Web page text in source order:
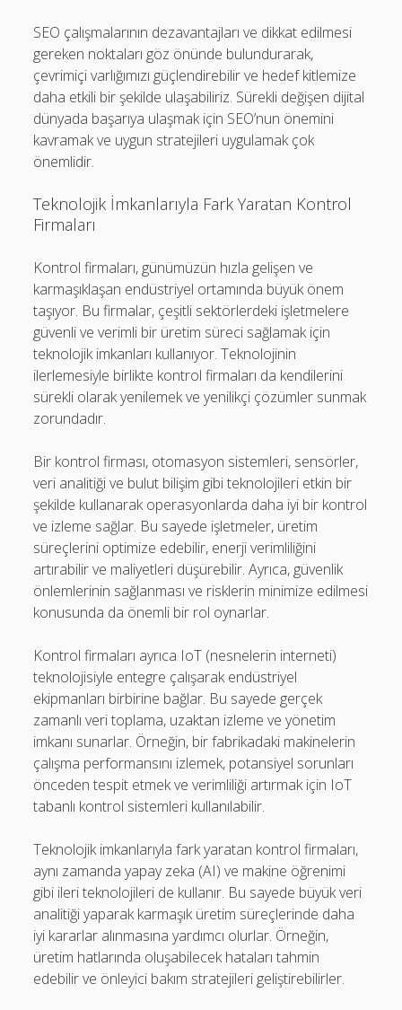
SEO çalışmalarının dezavantajları ve dikkat edilmesi
gereken noktaları göz önünde bulundurarak,
çevrimiçi varlığımızı güçlendirebilir ve hedef kitlemize
daha etkili bir şekilde ulaşabiliriz. Sürekli değişen dijital
dünyada başarıya ulaşmak için SEO’nun önemini
kavramak ve uygun stratejileri uygulamak çok
önemlidir.
Teknolojik İmkanlarıyla Fark Yaratan Kontrol
Firmaları
Kontrol firmaları, günümüzün hızla gelişen ve
karmaşıklaşan endüstriyel ortamında büyük önem
taşıyor. Bu firmalar, çeşitli sektörlerdeki işletmelere
güvenli ve verimli bir üretim süreci sağlamak için
teknolojik imkanları kullanıyor. Teknolojinin
ilerlemesiyle birlikte kontrol firmaları da kendilerini
sürekli olarak yenilemek ve yenilikçi çözümler sunmak
zorundadır.
Bir kontrol firması, otomasyon sistemleri, sensörler,
veri analitiği ve bulut bilişim gibi teknolojileri etkin bir
şekilde kullanarak operasyonlarda daha iyi bir kontrol
ve izleme sağlar. Bu sayede işletmeler, üretim
süreçlerini optimize edebilir, enerji verimliliğini
artırabilir ve maliyetleri düşürebilir. Ayrıca, güvenlik
önlemlerinin sağlanması ve risklerin minimize edilmesi
konusunda da önemli bir rol oynarlar.
Kontrol firmaları ayrıca IoT (nesnelerin interneti)
teknolojisiyle entegre çalışarak endüstriyel
ekipmanları birbirine bağlar. Bu sayede gerçek
zamanlı veri toplama, uzaktan izleme ve yönetim
imkanı sunarlar. Örneğin, bir fabrikadaki makinelerin
çalışma performansını izlemek, potansiyel sorunları
önceden tespit etmek ve verimliliği artırmak için IoT
tabanlı kontrol sistemleri kullanılabilir.
Teknolojik imkanlarıyla fark yaratan kontrol firmaları,
aynı zamanda yapay zeka (AI) ve makine öğrenimi
gibi ileri teknolojileri de kullanır. Bu sayede büyük veri
analitiği yaparak karmaşık üretim süreçlerinde daha
iyi kararlar alınmasına yardımcı olurlar. Örneğin,
üretim hatlarında oluşabilecek hataları tahmin
edebilir ve önleyici bakım stratejileri geliştirebilirler.